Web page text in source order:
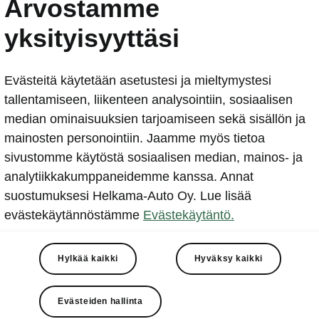
ŠKODA vei KODIAQ RS -
"vihreään helvettiin"
2018-05-16T11:18:16.89+00:00
Video: Škoda vei KODIAQ RS -mallin "vihreään
katumaasturilla
video sensaatiomaisesta Nordschleife-
torstaina 14. kesäkuuta
malliston uusi huippumalli ŠKODA KODIAQ RS
Arvostamme
yksityisyyttäsi
Evästeitä käytetään asetustesi ja mieltymystesi
tallentamiseen, liikenteen analysointiin, sosiaalisen
median ominaisuuksien tarjoamiseen sekä sisällön ja
mainosten personointiin. Jaamme myös tietoa
sivustomme käytöstä sosiaalisen median, mainos- ja
analytiikkakumppaneidemme kanssa. Annat
suostumuksesi Helkama-Auto Oy. Lue lisää
evästekäytännöstämme Evästekäytäntö.
Hylkää kaikki Hyväksy kaikki
Evästeiden hallinta